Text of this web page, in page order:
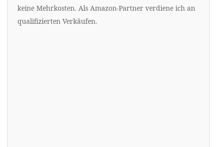
keine Mehrkosten. Als Amazon-Partner verdiene ich an
qualifizierten Verkäufen.